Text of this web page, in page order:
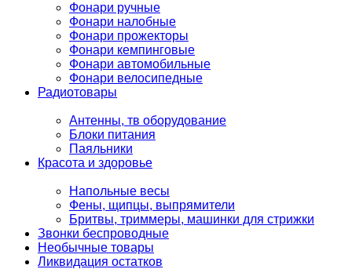
Фонари ручные
Фонари налобные
Фонари прожекторы
Фонари кемпинговые
Фонари автомобильные
Фонари велосипедные
Радиотовары
Антенны, тв оборудование
Блоки питания
Паяльники
Красота и здоровье
Напольные весы
Фены, щипцы, выпрямители
Бритвы, триммеры, машинки для стрижки
Звонки беспроводные
Необычные товары
Ликвидация остатков